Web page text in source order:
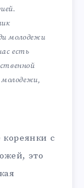
молодежи
есть
молодежи,
с
это